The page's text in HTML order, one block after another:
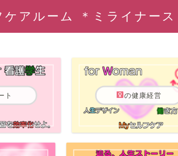
アルーム ＊ミライナース
ト の健康経営